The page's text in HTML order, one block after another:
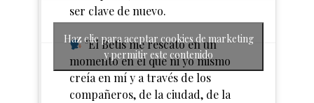
ser clave de nuevo.
"El Betis me rescató en un
momento en el que ni yo mismo
creía en mí y a través de los
compañeros, de la ciudad, de la
Haz clic para aceptar cookies de marketing
y permitir este contenido